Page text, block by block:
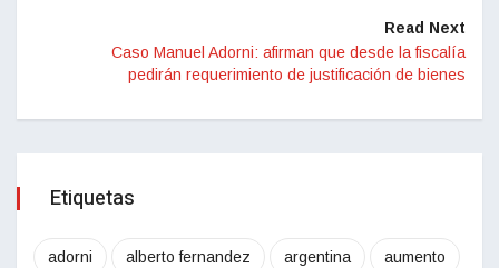
Read Next
Caso Manuel Adorni: afirman que desde la fiscalía
pedirán requerimiento de justificación de bienes
Etiquetas
adorni alberto fernandez argentina aumento